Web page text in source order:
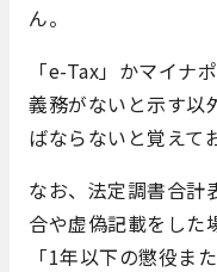
ん。
「e-Tax」かマイナ
義務がないと示す以
ばならないと覚えて
なお、法定調書合計
合や虚偽記載をした
「1年以下の懲役ま